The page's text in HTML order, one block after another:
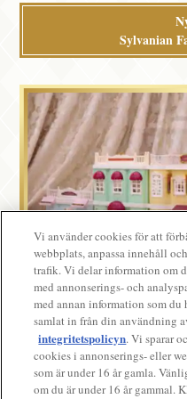
Sylvanian
Koppla
Sylvanian
Vi använder cookies för att
webbplats, anpassa innehåll
trafik. Vi delar information om
med annonserings- och
med annan information som du
samlat in från din användning
integritetspolicyn. Vi sparar
cookies i annonserings- eller
som är under 16 år gamla.
om du är under 16 år gammal.